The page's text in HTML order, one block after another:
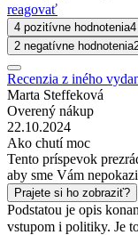
reagovať
4 pozitívne hodnotenia4
2 negatívne hodnotenia
Recenzia z iného
Marta Steffeková
Overený nákup
22.10.2024
Ako chutí moc
Tento príspevok
aby sme Vám
Prajete si ho zobraziť?
Podstatou je opis
vstupom i politiky. Je